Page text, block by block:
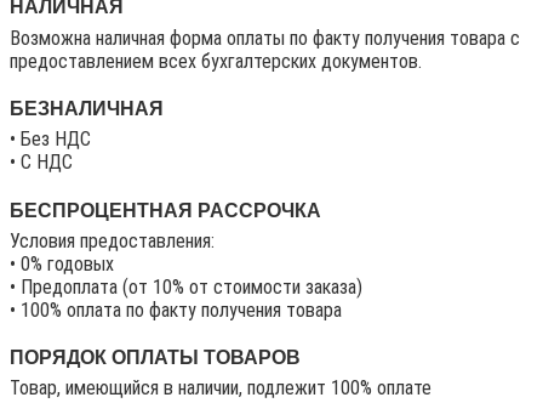
НАЛИЧНАЯ
Возможна наличная форма оплаты по факту получения товара с
предоставлением всех бухгалтерских документов.
БЕЗНАЛИЧНАЯ
• Без НДС
• C НДС
БЕСПРОЦЕНТНАЯ РАССРОЧКА
Условия предоставления:
• 0% годовых
• Предоплата (от 10% от стоимости заказа)
• 100% оплата по факту получения товара
ПОРЯДОК ОПЛАТЫ ТОВАРОВ
Товар, имеющийся в наличии, подлежит 100% оплате